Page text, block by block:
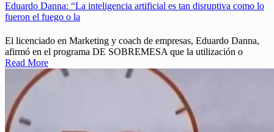
Eduardo Danna: “La inteligencia artificial es tan disruptiva como lo
fueron el fuego o la
El licenciado en Marketing y coach de empresas, Eduardo Danna,
afirmó en el programa DE SOBREMESA que la utilización o
Read More